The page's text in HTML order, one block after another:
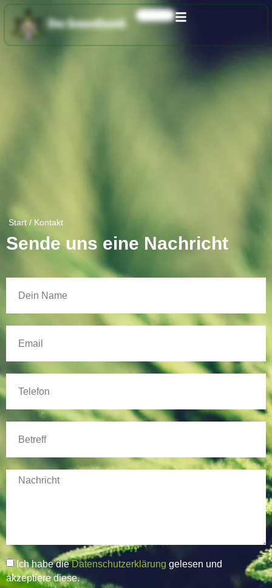
0,00€
Start / Kontakt
Sende uns eine Nachricht
Ich habe dieDatenschutzerklärung gelesen und
akzeptiere diese.